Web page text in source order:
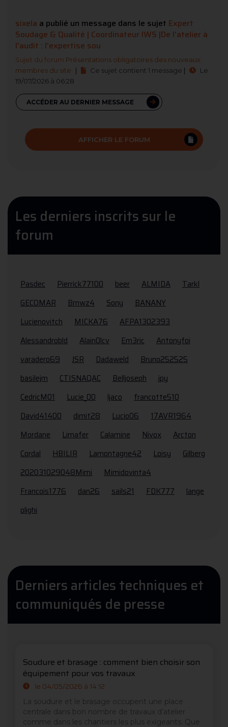
sixela a publié un message dans le sujet Expert
Soudage & Qualité | Coordinateur IWS |De l'atelier à
l'audit : l'expertise sou
Sujet du forum Présentations obligatoires des nouveaux
membres du site
| Ce sujet contient 1 message |
Le
19/07/2026 à 06:28
ACCÉDER AU DERNIER MESSAGE
AFFICHER LE FORUM
Les derniers inscrits sur le
forum
Pasdec Pierrick77100 beer ALMIDA
Tarkl
GECOMAR
Bmwz4 Sony
BANANY
Lucienovitch
MICKA76
AFPA1302393
Alessandrobld
Alain0lcv Em3ric
Antonyfoi
varadero69
JSR Dadaweld
Bruno252525
basilejm
CTISNAQAC Belljoseph
jpy
CedricM01
Lucie_00 ljaco
francotte510
David41400
dimit28 Lucio06
17AVR1964
Mordane
Limafer Calamine Nivox
Arcton
Cordal
HBILIR Lamontagne42 Loisy
Gilberg
202031029048Mimi
Mimidovinta4
Francois1776
dan26 sails21 FDK777
lange
olighi
Derniers articles techniques et
communiqués de presse
Soudure et brasage : comment bien choisir son
équipement pour vos travaux
le 04/05/2026 à 14:12
La soudure et le brasage occupent une place
centrale dans bon nombre de travaux d’atelier
comme dans les chantiers les plus exigeants. Que